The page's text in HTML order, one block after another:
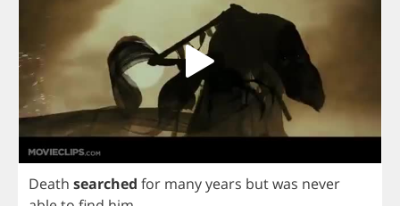
Death searched for manyyears butwas never